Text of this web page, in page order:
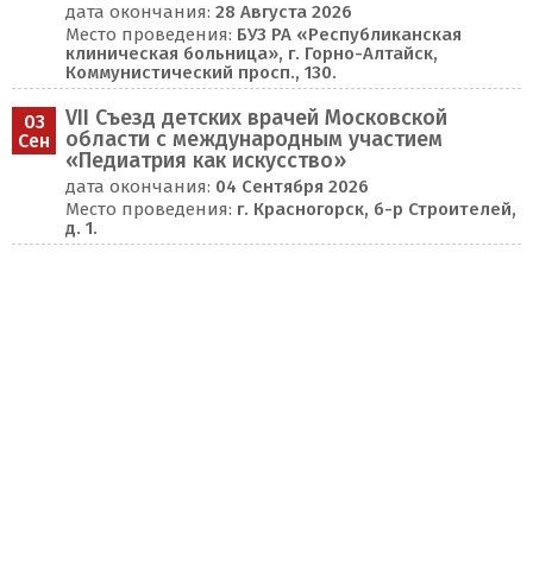
дата окончания: 28 Августа 2026
Место проведения: БУЗ РА «Республиканская
клиническая больница», г. Горно-Алтайск,
Коммунистический просп., 130.
03
Сен
VII Съезд детских врачей Московской
области с международным участием
«Педиатрия как искусство»
дата окончания: 04 Сентября 2026
Место проведения: г. Красногорск, б-р Строителей,
д. 1.